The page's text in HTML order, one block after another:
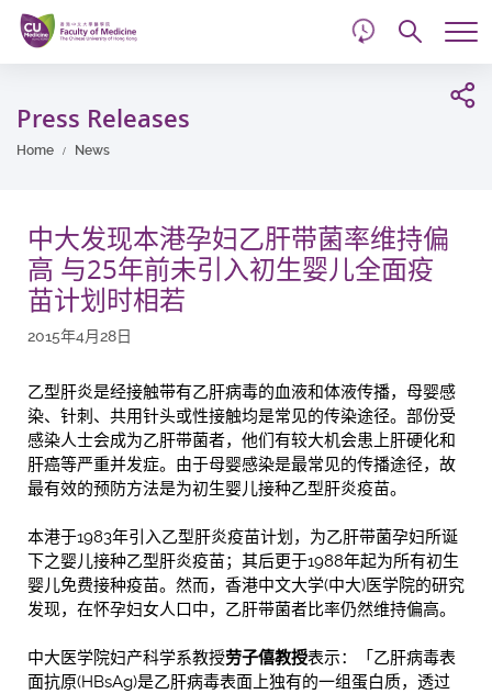
Skip
main
content
Press Releases
Home News
中大发现本港孕妇乙肝带菌率维持偏
高 与25年前未引入初生婴儿全面疫
苗计划时相若
2015年4月28日
乙型肝炎是经接触带有乙肝病毒的血液和体液传播，母婴感
染、针刺、共用针头或性接触均是常见的传染途径。部份受
感染人士会成为乙肝带菌者，他们有较大机会患上肝硬化和
肝癌等严重并发症。由于母婴感染是最常见的传播途径，故
最有效的预防方法是为初生婴儿接种乙型肝炎疫苗。
本港于1983年引入乙型肝炎疫苗计划，为乙肝带菌孕妇所诞
下之婴儿接种乙型肝炎疫苗；其后更于1988年起为所有初生
婴儿免费接种疫苗。然而，香港中文大学(中大)医学院的研究
发现，在怀孕妇女人口中，乙肝带菌者比率仍然维持偏高。
中大医学院妇产科学系教授劳子僖教授表示：「乙肝病毒表
面抗原(HBsAg)是乙肝病毒表面上独有的一组蛋白质，透过